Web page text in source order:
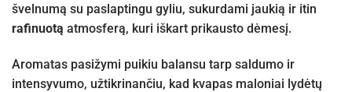
švelnumą su paslaptingu gyliu, sukurdami jaukią ir itin
rafinuotą atmosferą, kuri iškart prikausto dėmesį.
Aromatas pasižymi puikiu balansu tarp saldumo ir
intensyvumo, užtikrinančiu, kad kvapas maloniai lydėtų